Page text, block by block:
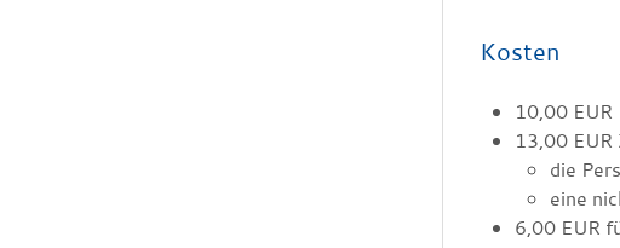
Kosten
10,00 EUR
13,00 EUR
die
eine
6,00 EUR